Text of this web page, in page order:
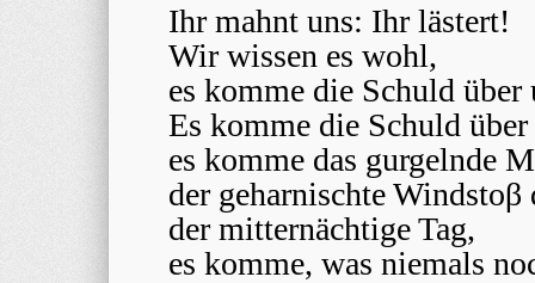
Ihr mahnt uns: Ihr lästert!
Wir wissen es wohl,
es komme die Schuld über
Es komme die Schuld
es komme das gurgelnde
der geharnischte Windstoβ
der mitternächtige Tag,
es komme, was niemals